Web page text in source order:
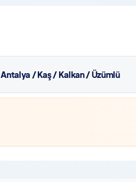
Antalya / Kaş / Kalkan / Üzümlü